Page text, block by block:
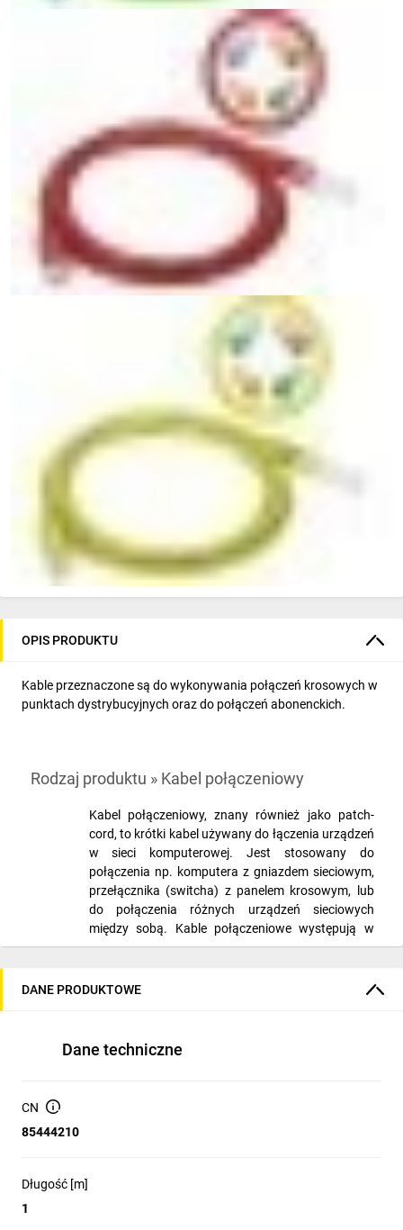
OPIS PRODUKTU
Kable przeznaczone są do wykonywania połączeń krosowych w
punktach dystrybucyjnych oraz do połączeń abonenckich.
Rodzaj produktu » Kabel połączeniowy
Kabel połączeniowy, znany również jako patch-
cord, to krótki kabel używany do łączenia urządzeń
w sieci komputerowej. Jest stosowany do
połączenia np. komputera z gniazdem sieciowym,
przełącznika (switcha) z panelem krosowym, lub
do połączenia różnych urządzeń sieciowych
między sobą. Kable połączeniowe występują w
różnych długościach, wersjach powłok oraz
w zarządzaniu infrastrukturą sieciową, pozwalając
charakterystyka pracy do 100 MHz, tutaj
transmisji danych z prędkością do 1000 Mbps
DANE PRODUKTOWE
Dane techniczne
CN
85444210
Długość [m]
1